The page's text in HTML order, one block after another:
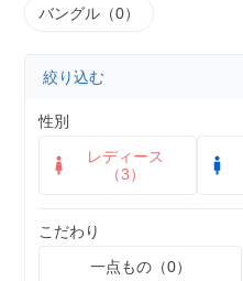
バングル（0）
絞り込む
性別
レディース
（3）
こだわり
一点もの（0）